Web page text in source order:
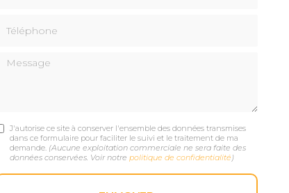
Message
J'autorise ce site à conserver l'ensemble des données transmises
dans ce formulaire pour faciliter le suivi et le traitement de ma
demande. (Aucune exploitation commerciale ne sera faite des
données conservées. Voir notre politique de confidentialité )